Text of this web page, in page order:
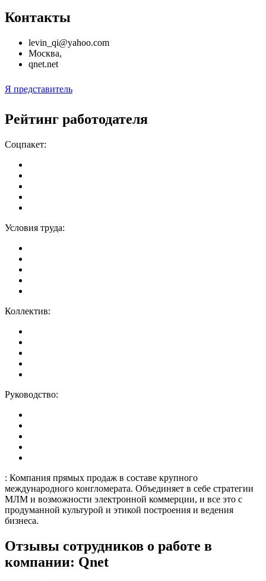
Контакты
levin_qi@yahoo.com
Москва,
qnet.net
Я представитель
Рейтинг работодателя
Соцпакет:
Условия труда:
Коллектив:
Руководство:
: Компания прямых продаж в составе крупного
международного конгломерата. Объединяет в себе стратегии
МЛМ и возможности электронной коммерции, и все это с
продуманной культурой и этикой построения и ведения
бизнеса.
Отзывы сотрудников о работе в
компании: Qnet